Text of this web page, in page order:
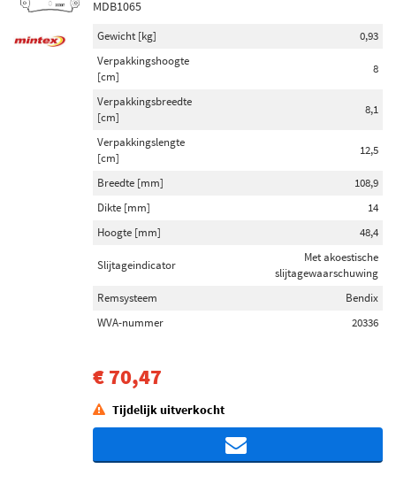
MDB1065
Gewicht [kg]
0,93
Verpakkingshoogte
[cm]
8
Verpakkingsbreedte
[cm]
8,1
Verpakkingslengte
[cm]
12,5
Breedte [mm]
108,9
Dikte [mm]
14
Hoogte [mm]
48,4
Slijtageindicator
Met akoestische
slijtagewaarschuwing
Remsysteem
Bendix
WVA-nummer
20336
€ 70,47
Tijdelijk uitverkocht